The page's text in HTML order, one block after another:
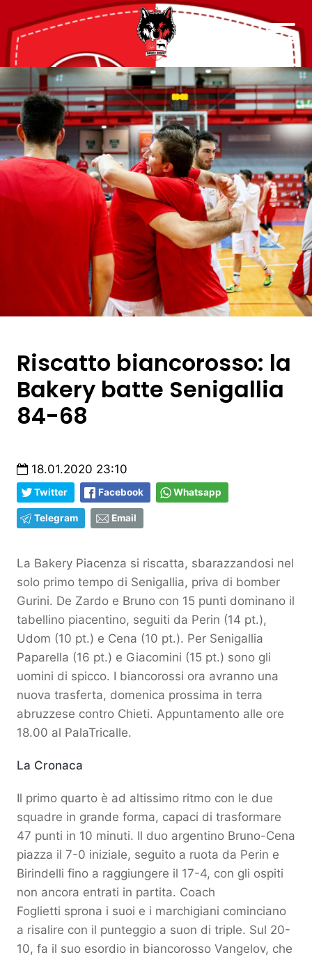
Riscatto biancorosso: la
Bakery batte Senigallia
84-68
18.01.2020 23:10
Twitter Facebook Whatsapp
Telegram Email
La Bakery Piacenza si riscatta, sbarazzandosi nel
solo primo tempo di Senigallia, priva di bomber
Gurini. De Zardo e Bruno con 15 punti dominano il
tabellino piacentino, seguiti da Perin (14 pt.),
Udom (10 pt.) e Cena (10 pt.). Per Senigallia
Paparella (16 pt.) e Giacomini (15 pt.) sono gli
uomini di spicco. I biancorossi ora avranno una
nuova trasferta, domenica prossima in terra
abruzzese contro Chieti. Appuntamento alle ore
18.00 al PalaTricalle.
La Cronaca
Il primo quarto è ad altissimo ritmo con le due
squadre in grande forma, capaci di trasformare
47 punti in 10 minuti. Il duo argentino Bruno-Cena
piazza il 7-0 iniziale, seguito a ruota da Perin e
Birindelli fino a raggiungere il 17-4, con gli ospiti
non ancora entrati in partita. Coach
Foglietti sprona i suoi e i marchigiani cominciano
a risalire con il punteggio a suon di triple. Sul 20-
10, fa il suo esordio in biancorosso Vangelov, che